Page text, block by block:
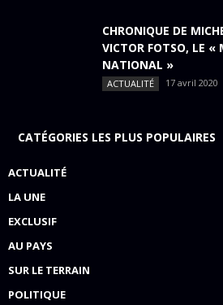
CHRONIQUE DE
VICTOR FOTSO, LE «
NATIONAL »
ACTUALITÉ 17 avril 2020
CATÉGORIES LES PLUS POPULAIRES
ACTUALITÉ
LA UNE
EXCLUSIF
AU PAYS
SUR LE TERRAIN
POLITIQUE